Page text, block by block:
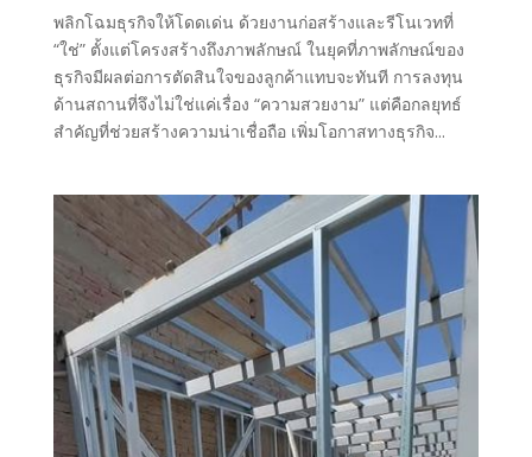
พลิกโฉมธุรกิจให้โดดเด่น ด้วยงานก่อสร้างและรีโนเวทที่
“ใช่” ตั้งแต่โครงสร้างถึงภาพลักษณ์ ในยุคที่ภาพลักษณ์ของ
ธุรกิจมีผลต่อการตัดสินใจของลูกค้าแทบจะทันที การลงทุน
ด้านสถานที่จึงไม่ใช่แค่เรื่อง “ความสวยงาม” แต่คือกลยุทธ์
สำคัญที่ช่วยสร้างความน่าเชื่อถือ เพิ่มโอกาสทางธุรกิจ...